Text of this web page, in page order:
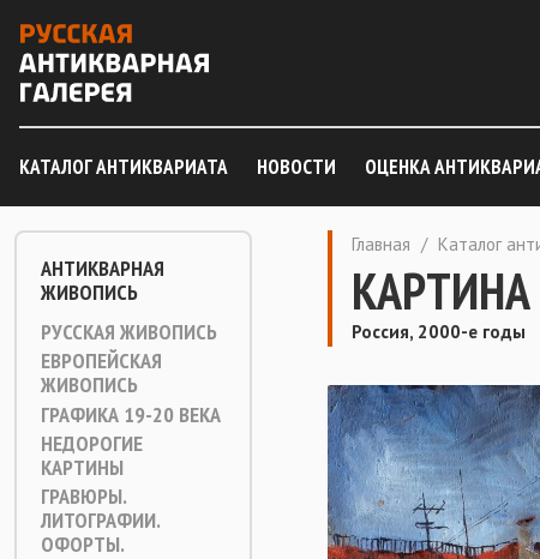
КАТАЛОГ АНТИКВАРИАТА НОВОСТИ ОЦЕНКА
АНТИКВАРНАЯ
ЖИВОПИСЬ
РУССКАЯ ЖИВОПИСЬ
ЕВРОПЕЙСКАЯ
ЖИВОПИСЬ
ГРАФИКА 19-20 ВЕКА
НЕДОРОГИЕ
КАРТИНЫ
ГРАВЮРЫ.
ЛИТОГРАФИИ.
ОФОРТЫ.
Главная / Каталог
Россия, 2000-е годы